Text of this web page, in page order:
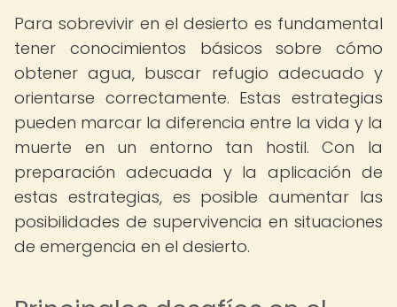
Para sobrevivir en el desierto es fundamental
tener conocimientos básicos sobre cómo
obtener agua, buscar refugio adecuado y
orientarse correctamente. Estas estrategias
pueden marcar la diferencia entre la vida y la
muerte en un entorno tan hostil. Con la
preparación adecuada y la aplicación de
estas estrategias, es posible aumentar las
posibilidades de supervivencia en situaciones
de emergencia en el desierto.